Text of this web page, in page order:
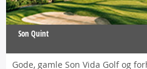
Son Quint
Gode, gamle Son Vida Golf og